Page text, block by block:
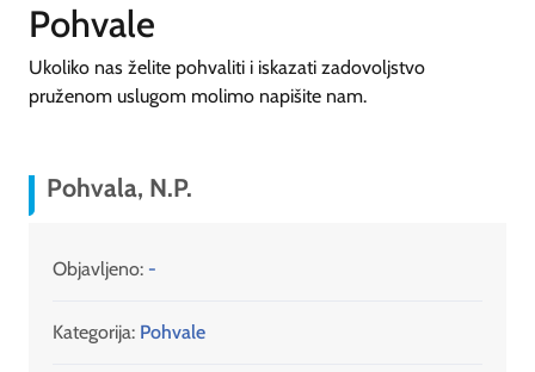
Pohvale
Ukoliko nas želite pohvaliti i iskazati zadovoljstvo
pruženom uslugom molimo napišite nam.
Pohvala, N.P.
Objavljeno: -
Kategorija: Pohvale